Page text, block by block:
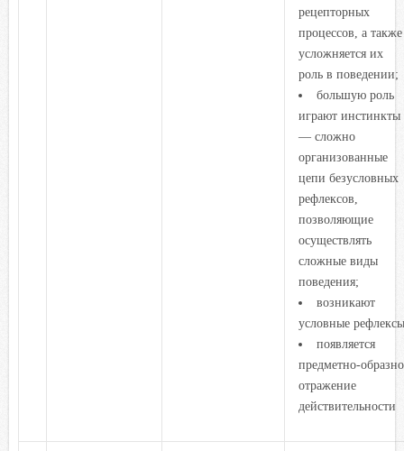
рецепторных
процессов, а также
усложняется их
роль в поведении;
большую роль
играют инстинкты
— сложно
организованные
цепи безусловных
рефлексов,
позволяющие
осуществлять
сложные виды
поведения;
возникают
условные
появляется
предметно-
отражение
действительности